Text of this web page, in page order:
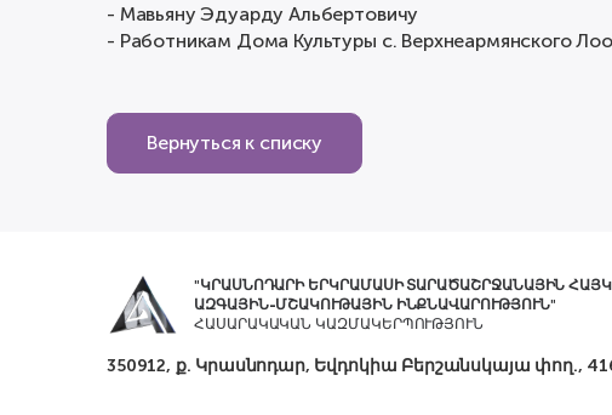
- Мавьяну Эдуарду Альбертовичу
- Работникам Дома Культуры с. Верхнеармянского
Вернуться к списку
"ԿՐԱՍՆՈԴԱՐԻ ԵՐԿՐԱՄԱՍԻ ՏԱՐԱԾԱՇՐՋԱՆԱՅԻՆ
ԱԶԳԱՅԻՆ-ՄՇԱԿՈՒԹԱՅԻՆ ԻՆՔՆԱՎԱՐՈՒԹՅՈՒՆ"
ՀԱՍԱՐԱԿԱԿԱՆ ԿԱԶՄԱԿԵՐՊՈՒԹՅՈՒՆ
350912, ք. Կրասնոդար, Եվդոկիա Բերշանսկայա փող.,